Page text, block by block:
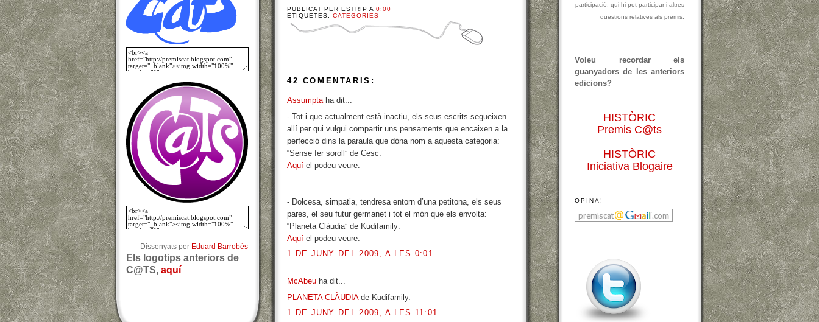
Dissenyats per Eduard Barrobés
Els logotips anteriors de
C@TS, aquí
PUBLICAT PERESTRIP A0:00
ETIQUETES:CATEGORIES
42 COMENTARIS:
Assumptaha dit...
- Tot i que actualment està inactiu, els seus escrits segueixen
allí per qui vulgui compartir uns pensaments que encaixen a la
perfecció dins la paraula que dóna nom a aquesta categoria:
“Sense fer soroll” de Cesc:
Aquí el podeu veure.
- Dolcesa, simpatia, tendresa entorn d’una petitona, els seus
pares, el seu futur germanet i tot el món que els envolta:
“Planeta Clàudia” de Kudifamily:
Aquí el podeu veure.
1 DE JUNY DEL 2009, A LES 0:01
McAbeu ha dit...
PLANETA CLÀUDIAde Kudifamily.
1 DE JUNY DEL 2009, A LES 11:01
participació, qui hi pot participar i altres
qüestions relatives als premis.
Voleu recordar els
guanyadors de les anteriors
edicions?
HISTÒRIC
Premis C@ts
HISTÒRIC
Iniciativa Blogaire
OPINA!